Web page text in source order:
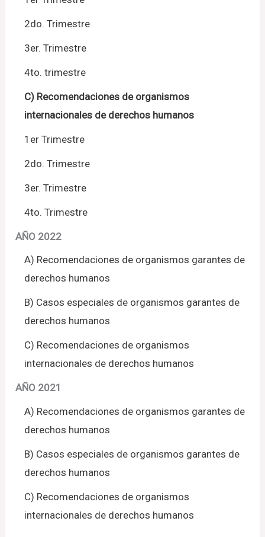
2do. Trimestre
3er. Trimestre
4to. trimestre
C) Recomendaciones de organismos
internacionales de derechos humanos
1er Trimestre
2do. Trimestre
3er. Trimestre
4to. Trimestre
AÑO 2022
A) Recomendaciones de organismos garantes de
derechos humanos
B) Casos especiales de organismos garantes de
derechos humanos
C) Recomendaciones de organismos
internacionales de derechos humanos
AÑO 2021
A) Recomendaciones de organismos garantes de
derechos humanos
B) Casos especiales de organismos garantes de
derechos humanos
C) Recomendaciones de organismos
internacionales de derechos humanos